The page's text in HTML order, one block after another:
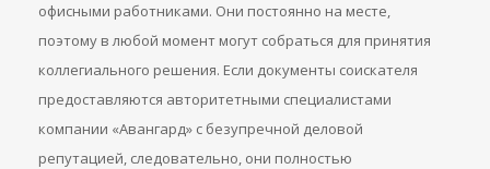
офисными работниками. Они постоянно на месте,
поэтому в любой момент могут собраться для принятия
коллегиального решения. Если документы соискателя
предоставляются авторитетными специалистами
компании «Авангард» с безупречной деловой
репутацией, следовательно, они полностью